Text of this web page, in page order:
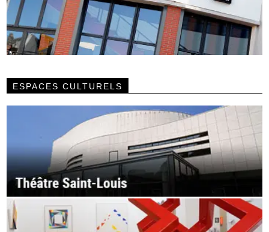
ESPACES CULTURELS